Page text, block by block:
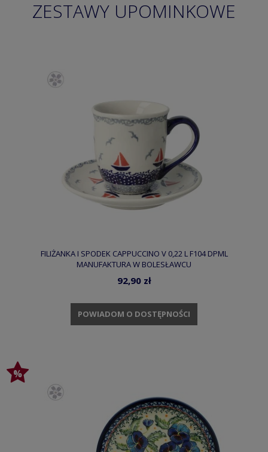
ZESTAWY UPOMINKOWE
FILIŻANKA I SPODEK CAPPUCCINO V 0,22 L F104 DPML
MANUFAKTURA W BOLESŁAWCU
92,90 zł
POWIADOM O DOSTĘPNOŚCI